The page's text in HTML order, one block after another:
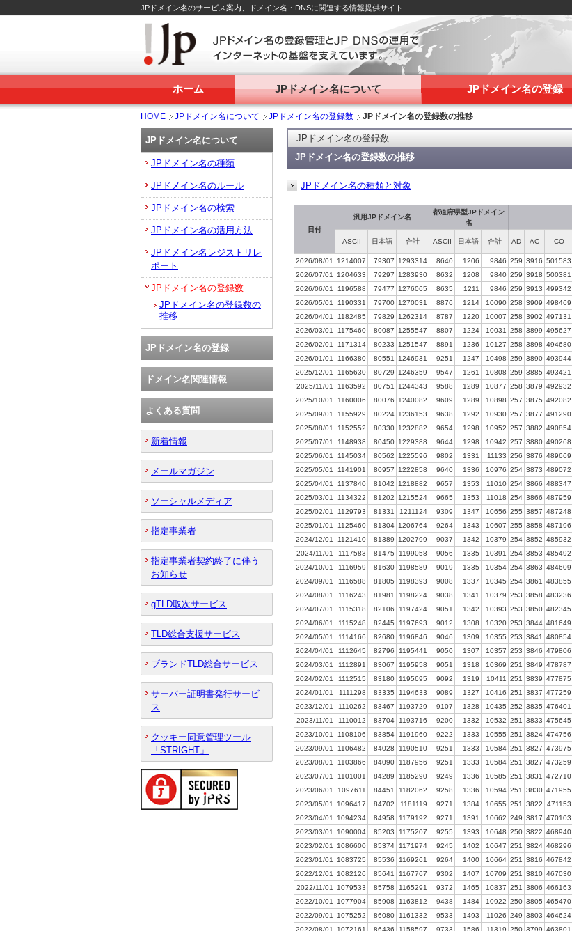
JPドメイン名のサービス案内、ドメイン名・DNSに関連する情報提供サイト
ホーム JPドメイン名について JPドメイン名の登録
HOME JPドメイン名について JPドメイン名の登録数 JPドメイン名の登録数の推移
JPドメイン名の登録数
JPドメイン名の登録数の推移
JPドメイン名の種類と対象
日付
汎用JPドメイン名
都道府県型JPドメイン
名
ASCII
日本語 合計 ASCII 日本語 合計 AD AC CO
2026/08/01 1214007 79307 1293314 8640 1206 9846 259 3916 501583
2026/07/01
1204633 79297 1283930 8632 1208 9840 259 3918 500381
2026/06/01
1196588 79477 1276065 8635 1211 9846 259 3913 499342
2026/05/01
1190331 79700 1270031 8876 1214 10090 258 3909 498469
2026/04/01
1182485 79829 1262314 8787 1220 10007 258 3902 497131
2026/03/01
1175460 80087 1255547 8807 1224 10031 258 3899 495627
2026/02/01
1171314 80233 1251547 8891 1236 10127 258 3898 494680
2026/01/01
1166380 80551 1246931 9251 1247 10498 259 3890 493944
2025/12/01
1165630 80729 1246359 9547 1261 10808 259 3885 493421
2025/11/01
1163592 80751 1244343 9588 1289 10877 258 3879 492932
2025/10/01
1160006 80076 1240082 9609 1289 10898 257 3875 492082
2025/09/01
1155929 80224 1236153 9638 1292 10930 257 3877 491290
2025/08/01
1152552 80330 1232882 9654 1298 10952 257 3882 490854
2025/07/01
1148938 80450 1229388 9644 1298 10942 257 3880 490268
2025/06/01
1145034 80562 1225596 9802 1331 11133 256 3876 489669
2025/05/01
1141901 80957 1222858 9640 1336 10976 254 3873 489072
2025/04/01
1137840 81042 1218882 9657 1353 11010 254 3866 488347
2025/03/01
1134322 81202 1215524 9665 1353 11018 254 3866 487959
2025/02/01
1129793 81331 1211124 9309 1347 10656 255 3857 487248
2025/01/01
1125460 81304 1206764 9264 1343 10607 255 3858 487196
2024/12/01
1121410 81389 1202799 9037 1342 10379 254 3852 485932
2024/11/01
1117583 81475 1199058 9056 1335 10391 254 3853 485492
2024/10/01
1116959 81630 1198589 9019 1335 10354 254 3863 484609
2024/09/01
1116588 81805 1198393 9008 1337 10345 254 3861 483855
2024/08/01
1116243 81981 1198224 9038 1341 10379 253 3858 483236
2024/07/01
1115318 82106 1197424 9051 1342 10393 253 3850 482345
2024/06/01
1115248 82445 1197693 9012 1308 10320 253 3844 481649
2024/05/01
1114166 82680 1196846 9046 1309 10355 253 3841 480854
2024/04/01
1112645 82796 1195441 9050 1307 10357 253 3846 479806
2024/03/01
1112891 83067 1195958 9051 1318 10369 251 3849 478787
2024/02/01
1112515 83180 1195695 9092 1319 10411 251 3839 477875
2024/01/01
1111298 83335 1194633 9089 1327 10416 251 3837 477259
2023/12/01
1110262 83467 1193729 9107 1328 10435 252 3835 476401
2023/11/01
1110012 83704 1193716 9200 1332 10532 251 3833 475645
2023/10/01
1108106 83854 1191960 9222 1333 10555 251 3824 474756
2023/09/01
1106482 84028 1190510 9251 1333 10584 251 3827 473975
2023/08/01
1103866 84090 1187956 9251 1333 10584 251 3827 473259
2023/07/01
1101001 84289 1185290 9249 1336 10585 251 3831 472710
2023/06/01
1097611 84451 1182062 9258 1336 10594 251 3830 471955
2023/05/01
1096417 84702 1181119 9271 1384 10655 251 3822 471153
2023/04/01
1094234 84958 1179192 9271 1391 10662 249 3817 470103
2023/03/01
1090004 85203 1175207 9255 1393 10648 250 3822 468940
2023/02/01
1086600 85374 1171974 9245 1402 10647 251 3824 468296
2023/01/01
1083725 85536 1169261 9264 1400 10664 251 3816 467842
2022/12/01
1082126 85641 1167767 9302 1407 10709 251 3810 467030
2022/11/01
1079533 85758 1165291 9372 1465 10837 251 3806 466163
2022/10/01
1077904 85908 1163812 9438 1484 10922 250 3805 465470
2022/09/01
1075252 86080 1161332 9533 1493 11026 249 3803 464624
2022/08/01
1072161 86436 1158597 9733 1586 11319 250 3799 463801
JPドメイン名について
JPドメイン名の種類
JPドメイン名のルール
JPドメイン名の検索
JPドメイン名の活用方法
JPドメイン名レジストリレ
ポート
JPドメイン名の登録数
JPドメイン名の登録数の
推移
JPドメイン名の登録
ドメイン名関連情報
よくある質問
新着情報
メールマガジン
ソーシャルメディア
指定事業者
指定事業者契約終了に伴う
お知らせ
gTLD取次サービス
TLD総合支援サービス
ブランドTLD総合サービス
サーバー証明書発行サービ
ス
クッキー同意管理ツール
「STRIGHT」